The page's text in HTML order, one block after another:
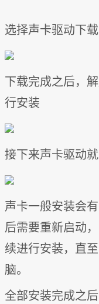
选择声卡驱动下载
下载完成之后，
行安装
接下来声卡驱动
声卡一般安装会
后需要重新启动
续进行安装，直
脑。
全部安装完成之